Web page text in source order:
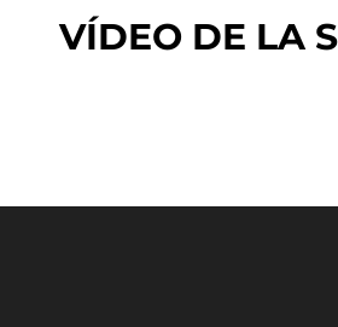
VÍDEO DE LA